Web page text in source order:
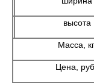
высота
Масса, кг
Цена, руб.